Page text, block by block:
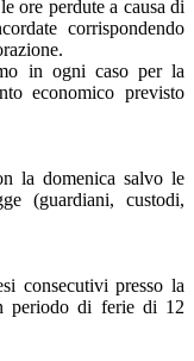
ore perdute a causa di
corrispondendo
in ogni caso per la
economico previsto
la domenica salvo le
(guardiani, custodi,
consecutivi presso la
periodo di ferie di 12